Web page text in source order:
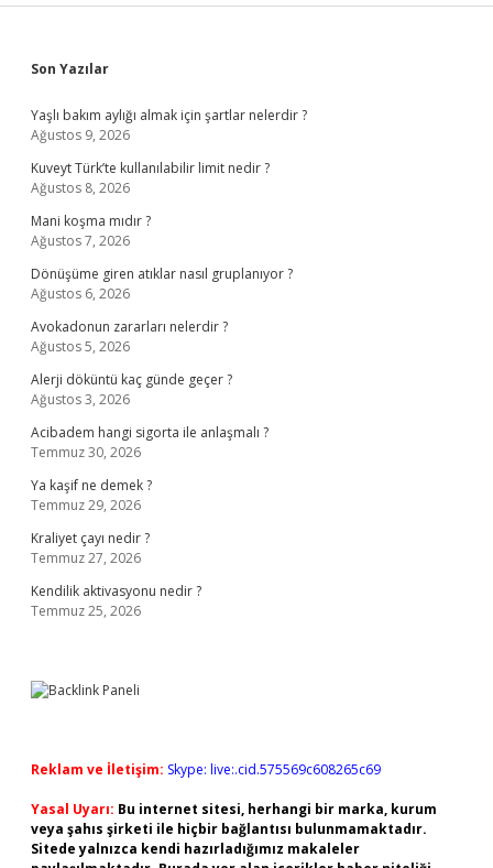
Sidebar
Son Yazılar
Yaşlı bakım aylığı almak için şartlar nelerdir ?
Ağustos 9, 2026
Kuveyt Türk’te kullanılabilir limit nedir ?
Ağustos 8, 2026
Mani koşma mıdır ?
Ağustos 7, 2026
Dönüşüme giren atıklar nasıl gruplanıyor ?
Ağustos 6, 2026
Avokadonun zararları nelerdir ?
Ağustos 5, 2026
Alerji döküntü kaç günde geçer ?
Ağustos 3, 2026
Acibadem hangi sigorta ile anlaşmalı ?
Temmuz 30, 2026
Ya kaşif ne demek ?
Temmuz 29, 2026
Kraliyet çayı nedir ?
Temmuz 27, 2026
Kendilik aktivasyonu nedir ?
Temmuz 25, 2026
Reklam ve İletişim: Skype: live:.cid.575569c608265c69
Yasal Uyarı: Bu internet sitesi, herhangi bir marka, kurum
veya şahıs şirketi ile hiçbir bağlantısı bulunmamaktadır.
Sitede yalnızca kendi hazırladığımız makaleler